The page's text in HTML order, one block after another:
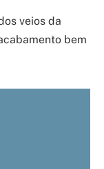
veios da
bem